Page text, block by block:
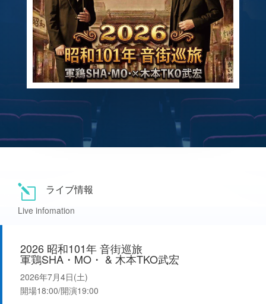
l ライブ情報
Live infomation
2026 昭和101年 音街巡旅
軍鶏SHA・MO・ & 木本TKO武宏
2026年7月4日(土)
開場18:00/開演19:00